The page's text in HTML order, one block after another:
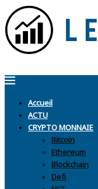
Accueil
ACTU
CRYPTO MONNAIE
Bitcoin
Ethereum
Blockchain
Defi